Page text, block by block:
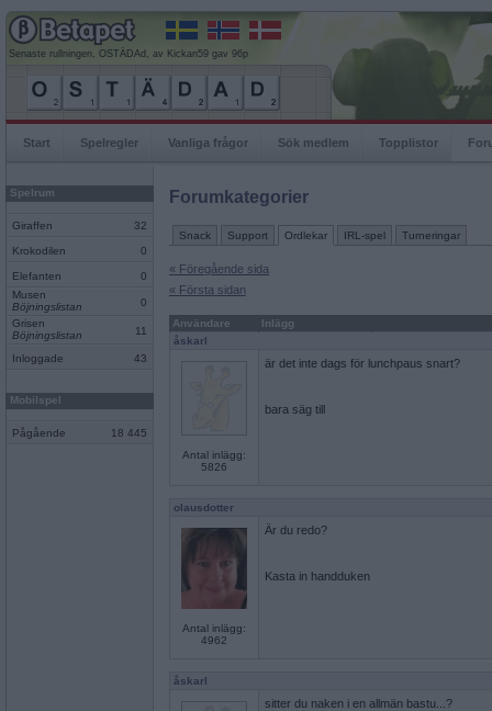
Senaste rullningen, OSTÄDAd, av Kickan59 gav 96p
Start Spelregler Vanliga frågor Sök medlem Topplistor
Spelrum
Giraffen 32
Krokodilen 0
Elefanten
0
Musen
Böjningslistan
0
Grisen
Böjningslistan
11
Inloggade 43
Mobilspel
Pågående 18 445
Forumkategorier
Snack Support Ordlekar IRL-spel Turneringar
« Föregående sida
« Första sidan
Användare
Inlägg
åskarl
Antal inlägg:
5826
är det inte dags för lunchpaus snart?
bara säg till
olausdotter
Antal inlägg:
4962
Är du redo?
Kasta in handduken
åskarl
sitter du naken i en allmän bastu...?